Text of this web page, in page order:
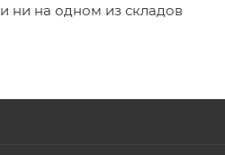
ни на одном из складов